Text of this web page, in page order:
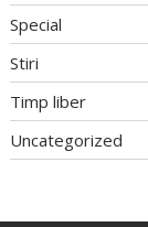
Special
Stiri
Timp liber
Uncategorized